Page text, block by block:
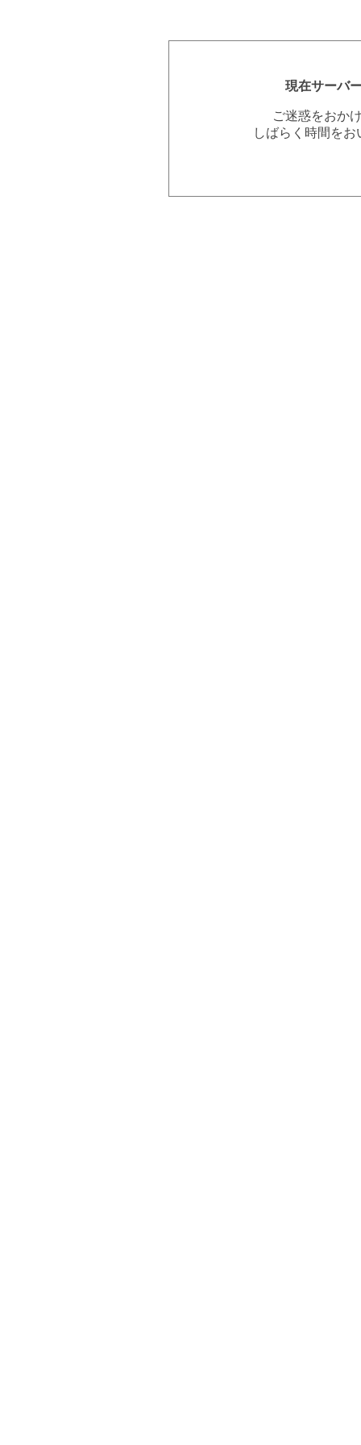
現在サーバ
ご迷惑をおか
しばらく時間を